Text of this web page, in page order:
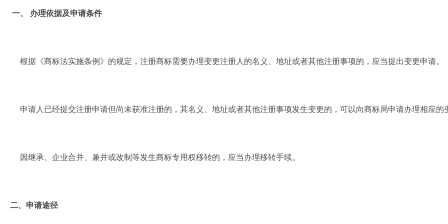
一、 办理依据及申请条件
根据《商标法实施条例》的规定， 注册商标需要办理变更注册人的名义、地址或者其他注册事项的，应当提出变更申请。
申请人已经提交注册申请但尚未获准注册的，其名义、地址或者其他注册事项发生变更的，可以向商标局申请办理相应的
因继承、企业合并、兼并或改制等发生商标专用权移转的，应当办理移转手续。
二、申请途径